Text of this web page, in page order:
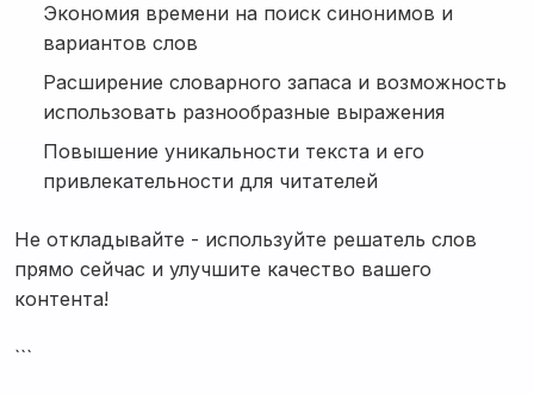
Экономия времени на поиск синонимов и
вариантов слов
Расширение словарного запаса и возможность
использовать разнообразные выражения
Повышение уникальности текста и его
привлекательности для читателей
Не откладывайте - используйте решатель слов
прямо сейчас и улучшите качество вашего
контента!
```